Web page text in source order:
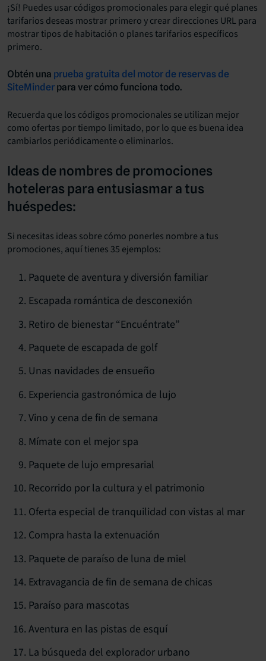
¡Sí! Puedes usar códigos promocionales para elegir qué planes
tarifarios deseas mostrar primero y crear direcciones URL para
mostrar tipos de habitación o planes tarifarios específicos
primero.
Obtén una prueba gratuita del motor de reservas de
SiteMinder para ver cómo funciona todo.
Recuerda que los códigos promocionales se utilizan mejor
como ofertas por tiempo limitado, por lo que es buena idea
cambiarlos periódicamente o eliminarlos.
Ideas de nombres de promociones
hoteleras para entusiasmar a tus
huéspedes:
Si necesitas ideas sobre cómo ponerles nombre a tus
promociones, aquí tienes 35 ejemplos:
Paquete de aventura y diversión familiar
Escapada romántica de desconexión
Retiro de bienestar “Encuéntrate”
Paquete de escapada de golf
Unas navidades de ensueño
Experiencia gastronómica de lujo
Vino y cena de fin de semana
Mímate con el mejor spa
Paquete de lujo empresarial
Recorrido por la cultura y el patrimonio
Oferta especial de tranquilidad con vistas al mar
Compra hasta la extenuación
Paquete de paraíso de luna de miel
Extravagancia de fin de semana de chicas
Paraíso para mascotas
Aventura en las pistas de esquí
La búsqueda del explorador urbano